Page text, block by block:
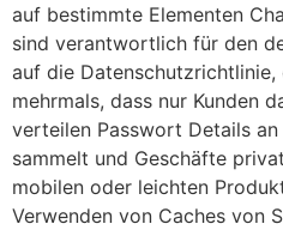
auf bestimmte Elementen
sind verantwortlich für den
auf die
mehrmals, dass nur Kunden
verteilen Passwort Details
sammelt und Geschäfte
mobilen oder leichten
Verwenden von Caches von